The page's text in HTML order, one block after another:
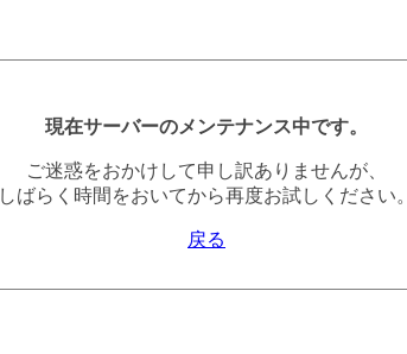
現在サーバーのメンテナンス中です。
ご迷惑をおかけして申し訳ありませんが、
しばらく時間をおいてから再度お試しください。
戻る